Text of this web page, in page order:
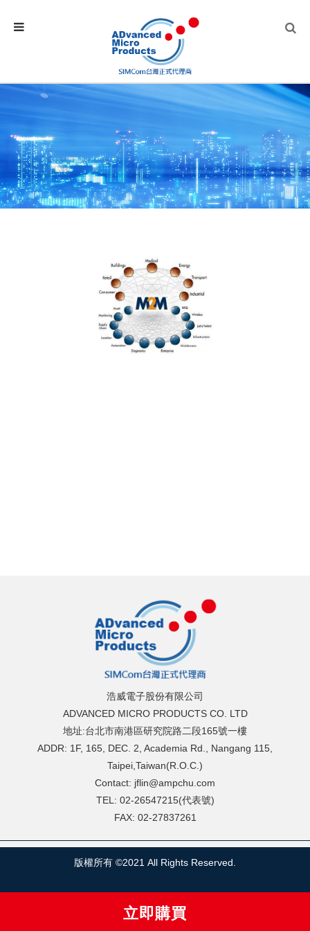
立即購買
浩威電子股份有限公司
ADVANCED MICRO PRODUCTS CO. LTD
地址:台北市南港區研究院路二段165號一樓
ADDR: 1F, 165, DEC. 2, Academia Rd., Nangang 115,
Taipei,Taiwan(R.O.C.)
Contact: jflin@ampchu.com
TEL: 02-26547215(代表號)
FAX: 02-27837261
版權所有 ©2021 All Rights Reserved.